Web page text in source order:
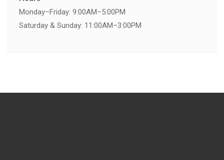
Monday–Friday: 9:00AM–5:00PM
Saturday & Sunday: 11:00AM–3:00PM